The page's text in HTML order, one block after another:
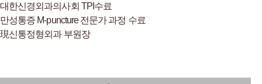
대한신경외과의사회 TPI수료
만성통증 M-puncture 전문가 과정 수료
現신통정형외과 부원장